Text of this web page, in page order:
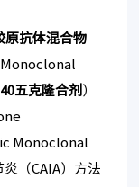
原抗体混合物
五克隆合剂 ）
Monoclonal
（CAIA）方法